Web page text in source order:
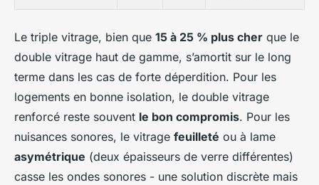
Le triple vitrage, bien que 15 à 25 % plus cher que le
double vitrage haut de gamme, s’amortit sur le long
terme dans les cas de forte déperdition. Pour les
logements en bonne isolation, le double vitrage
renforcé reste souvent le bon compromis. Pour les
nuisances sonores, le vitrage feuilleté ou à lame
asymétrique (deux épaisseurs de verre différentes)
casse les ondes sonores - une solution discrète mais